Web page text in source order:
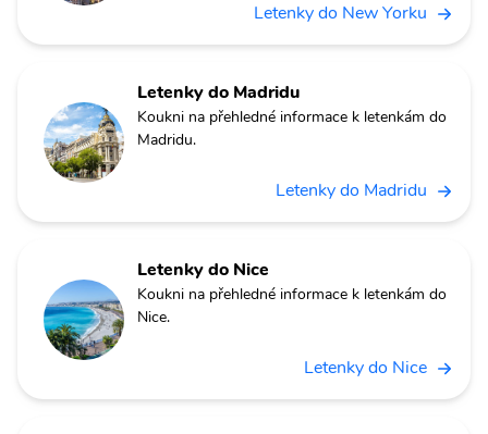
Letenky do New Yorku
Letenky do Madridu
Koukni na přehledné informace k letenkám do
Madridu.
Letenky do Madridu
Letenky do Nice
Koukni na přehledné informace k letenkám do
Nice.
Letenky do Nice